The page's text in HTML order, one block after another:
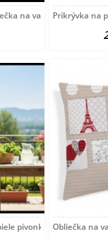
na vankúš 42x42 cm
Prikrývka na
pivonky Obliečka na